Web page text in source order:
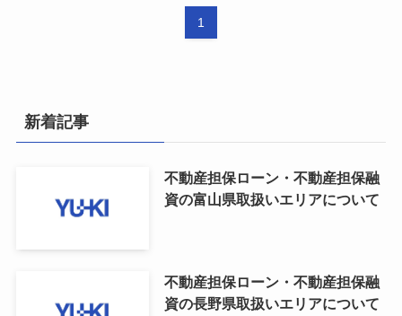
1
新着記事
不動産担保ローン・不動産担保融
資の富山県取扱いエリアについて
不動産担保ローン・不動産担保融
資の長野県取扱いエリアについて